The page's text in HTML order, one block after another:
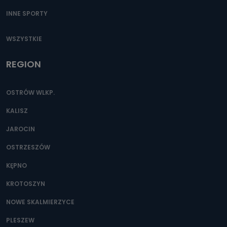
INNE SPORTY
WSZYSTKIE
REGION
OSTRÓW WLKP.
KALISZ
JAROCIN
OSTRZESZÓW
KĘPNO
KROTOSZYN
NOWE SKALMIERZYCE
PLESZEW